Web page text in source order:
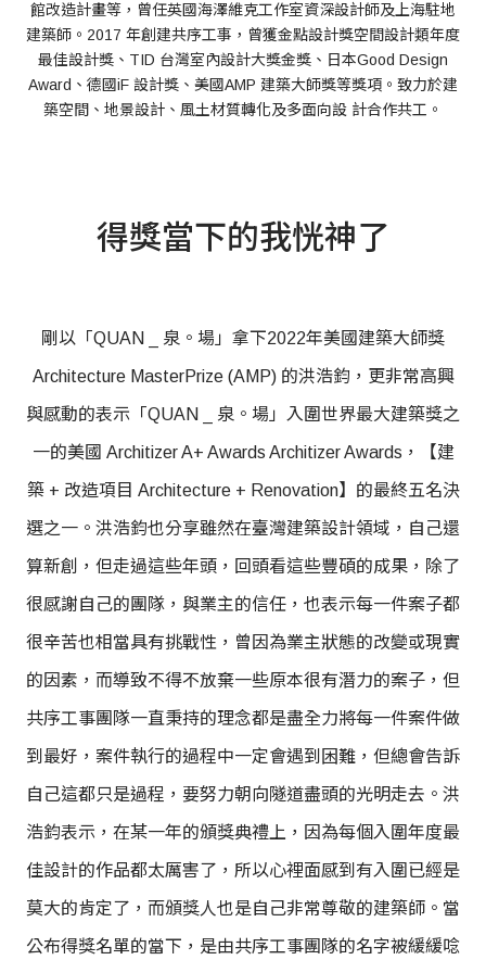
館改造計畫等，曾任英國海澤維克工作室資深設計師及上海駐地
建築師。2017 年創建共序工事，曾獲金點設計獎空間設計類年度
最佳設計獎、TID 台灣室內設計大獎金獎、日本Good Design
Award、德國iF 設計獎、美國AMP 建築大師獎等獎項。致力於建
築空間、地景設計、風土材質轉化及多面向設 計合作共工。
得獎當下的我恍神了
剛以「QUAN _ 泉。場」拿下2022年美國建築大師獎
Architecture MasterPrize (AMP) 的洪浩鈞，更非常高興
與感動的表示「QUAN _ 泉。場」入圍世界最大建築獎之
一的美國 Architizer A+ Awards Architizer Awards，【建
築 + 改造項目 Architecture + Renovation】的最終五名決
選之一。洪浩鈞也分享雖然在臺灣建築設計領域，自己還
算新創，但走過這些年頭，回頭看這些豐碩的成果，除了
很感謝自己的團隊，與業主的信任，也表示每一件案子都
很辛苦也相當具有挑戰性，曾因為業主狀態的改變或現實
的因素，而導致不得不放棄一些原本很有潛力的案子，但
共序工事團隊一直秉持的理念都是盡全力將每一件案件做
到最好，案件執行的過程中一定會遇到困難，但總會告訴
自己這都只是過程，要努力朝向隧道盡頭的光明走去。洪
浩鈞表示，在某一年的頒獎典禮上，因為每個入圍年度最
佳設計的作品都太厲害了，所以心裡面感到有入圍已經是
莫大的肯定了，而頒獎人也是自己非常尊敬的建築師。當
公布得獎名單的當下，是由共序工事團隊的名字被緩緩唸